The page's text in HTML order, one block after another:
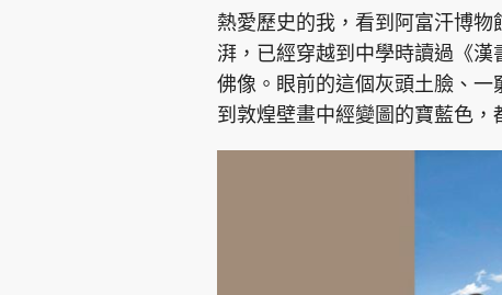
熱愛歷史的我，看到阿富汗博
湃，已經穿越到中學時讀過《
佛像。眼前的這個灰頭土臉、
到敦煌壁畫中經變圖的寶藍色，